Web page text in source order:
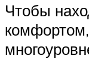
Чтобы